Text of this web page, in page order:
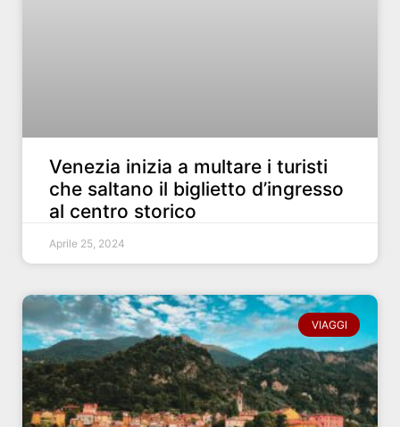
Venezia inizia a multare i turisti
che saltano il biglietto d’ingresso
al centro storico
Aprile 25, 2024
VIAGGI